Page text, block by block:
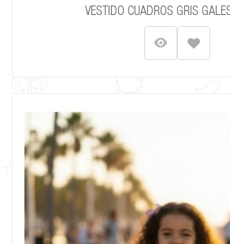
VESTIDO CUADROS GRIS